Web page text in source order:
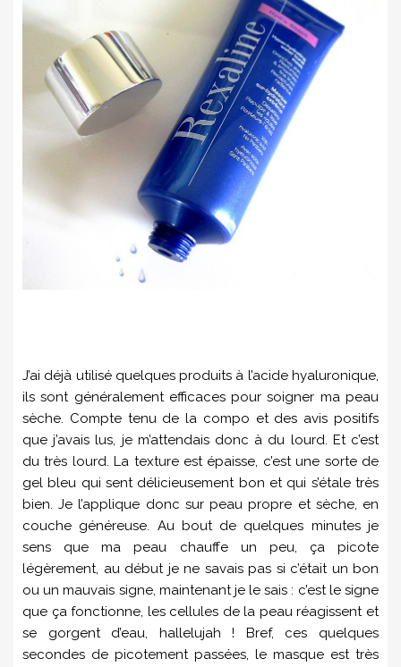
J’ai déjà utilisé quelques produits à l’acide hyaluronique,
ils sont généralement efficaces pour soigner ma peau
sèche. Compte tenu de la compo et des avis positifs
que j’avais lus, je m’attendais donc à du lourd. Et c’est
du très lourd. La texture est épaisse, c’est une sorte de
gel bleu qui sent délicieusement bon et qui s’étale très
bien. Je l’applique donc sur peau propre et sèche, en
couche généreuse. Au bout de quelques minutes je
sens que ma peau chauffe un peu, ça picote
légèrement, au début je ne savais pas si c’était un bon
ou un mauvais signe, maintenant je le sais : c’est le signe
que ça fonctionne, les cellules de la peau réagissent et
se gorgent d’eau, hallelujah ! Bref, ces quelques
secondes de picotement passées, le masque est très